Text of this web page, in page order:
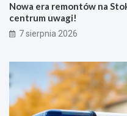
Nowa era remontów na
centrum uwagi!
7 sierpnia 2026